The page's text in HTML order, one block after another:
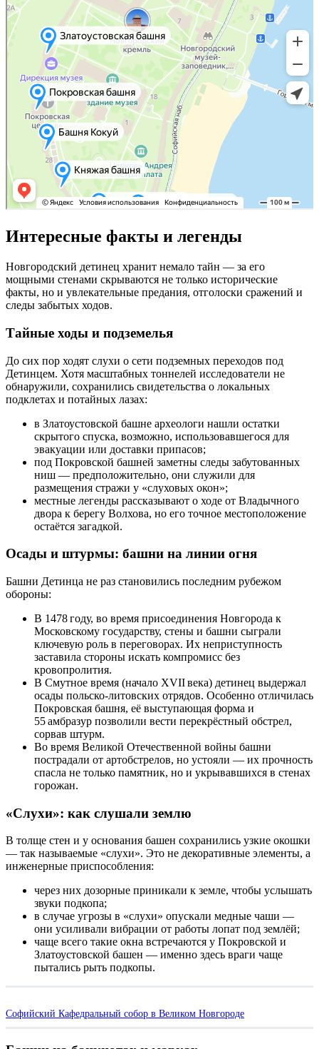
Интересные факты и легенды
Новгородский детинец хранит немало тайн — за его
мощными стенами скрываются не только исторические
факты, но и увлекательные предания, отголоски сражений и
следы забытых ходов.
Тайные ходы и подземелья
До сих пор ходят слухи о сети подземных переходов под
Детинцем. Хотя масштабных тоннелей исследователи не
обнаружили, сохранились свидетельства о локальных
подклетах и потайных лазах:
в Златоустовской башне археологи нашли остатки
скрытого спуска, возможно, использовавшегося для
эвакуации или доставки припасов;
под Покровской башней заметны следы забутованных
ниш — предположительно, они служили для
размещения стражи у «слуховых окон»;
местные легенды рассказывают о ходе от Владычного
двора к берегу Волхова, но его точное местоположение
остаётся загадкой.
Осады и штурмы: башни на линии огня
Башни Детинца не раз становились последним рубежом
обороны:
В 1478 году, во время присоединения Новгорода к
Московскому государству, стены и башни сыграли
ключевую роль в переговорах. Их неприступность
заставила стороны искать компромисс без
кровопролития.
В Смутное время (начало XVII века) детинец выдержал
осады польско‑литовских отрядов. Особенно отличилась
Покровская башня, её выступающая форма и
55 амбразур позволили вести перекрёстный обстрел,
сорвав штурм.
Во время Великой Отечественной войны башни
пострадали от артобстрелов, но устояли — их прочность
спасла не только памятник, но и укрывавшихся в стенах
горожан.
«Слухи»: как слушали землю
В толще стен и у основания башен сохранились узкие окошки
— так называемые «слухи». Это не декоративные элементы, а
инженерные приспособления:
через них дозорные приникали к земле, чтобы услышать
звуки подкопа;
в случае угрозы в «слухи» опускали медные чаши —
они усиливали вибрации от работы лопат под землёй;
чаще всего такие окна встречаются у Покровской и
Златоустовской башен — именно здесь враги чаще
пытались рыть подкопы.
Софийский Кафедральный собор в Великом Новгороде